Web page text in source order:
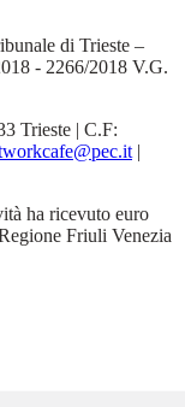
di Trieste –
- 2266/2018 V.G.
Trieste | C.F:
|
ha ricevuto euro
Friuli Venezia